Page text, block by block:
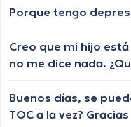
Porque tengo
Creo que mi hijo
no me dice nada.
Buenos días, se
TOC a la vez? Gracias